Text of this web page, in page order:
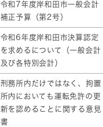
令和7年度岸和田市一般会計
補正予算（第2号）
令和6年度岸和田市決算認定
を求めるについて（一般会計
及び各特別会計）
刑務所内だけではなく、拘置
所内においても運転免許の更
新を認めることに関する意見
書